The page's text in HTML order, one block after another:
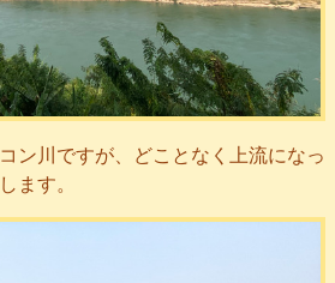
ン川ですが、どことなく上流になっ
ます。